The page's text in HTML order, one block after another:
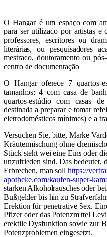
O Hangar é um espaço com
para ser utilizado por artistas e
professores, escritores ou
literárias, ou pesquisadores
mestrado, doutoramento ou
centro de documentação.
O Hangar oferece 7 quartos-
tamanhos: 4 com casa de
quartos-estúdio com casas
destinada a preparar e tomar
eletrodomésticos mínimos) e a
Versuchen Sie, bitte, Marke
Kräutermischung ohne
Stück steht wei eine Eins oder
unzufrieden sind. Das bedeutet,
Erbrechen, man soll https://
apotheke.com/kaufen-super-
starken Alkoholrausches oder
Bußgelder bis hin zu
Erektion für penetrative Sex.
Pfizer oder das Potenzmittel
erektile Dysfunktion sowie zur
Potenzproblemen eingesetzt.